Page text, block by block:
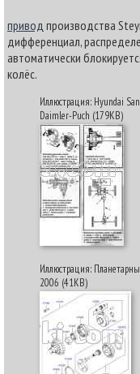
привод производства
дифференциал,
автоматически
колёс.
Иллюстрация: Hyundai
Daimler-Puch (179KB)
Иллюстрация:
2006 (41KB)